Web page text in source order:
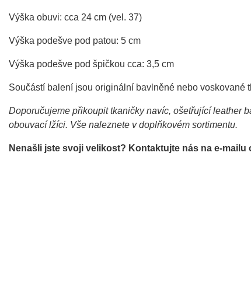
Výška obuvi: cca 24 cm (vel. 37)
Výška podešve pod patou: 5 cm
Výška podešve pod špičkou cca: 3,5 cm
Součástí balení jsou originální bavlněné nebo voskované
Doporučujeme přikoupit tkaničky navíc, ošetřující leather
obouvací lžíci. Vše naleznete v doplňkovém sortimentu.
Nenašli jste svoji velikost? Kontaktujte nás na e-